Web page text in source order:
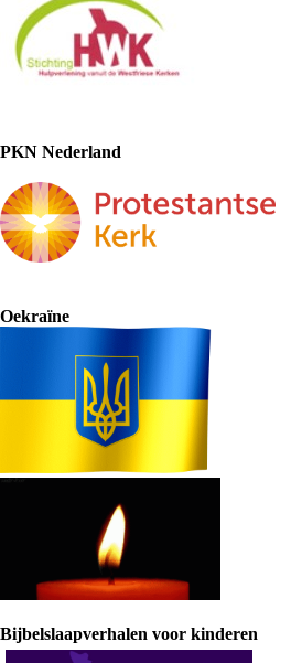
PKN Nederland
Oekraïne
Bijbelslaapverhalen voor kinderen